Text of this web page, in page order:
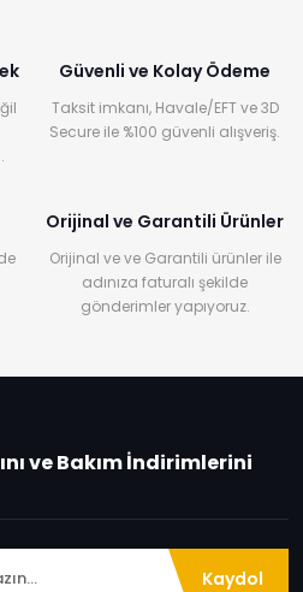
Güvenli ve Kolay Ödeme
Taksit imkanı, Havale/EFT ve 3D
Secure ile %100 güvenli alışveriş.
Orijinal ve Garantili Ürünler
Orijinal ve ve Garantili ürünler ile
adınıza faturalı şekilde
gönderimler yapıyoruz.
ve Bakım İndirimlerini
Kaydol